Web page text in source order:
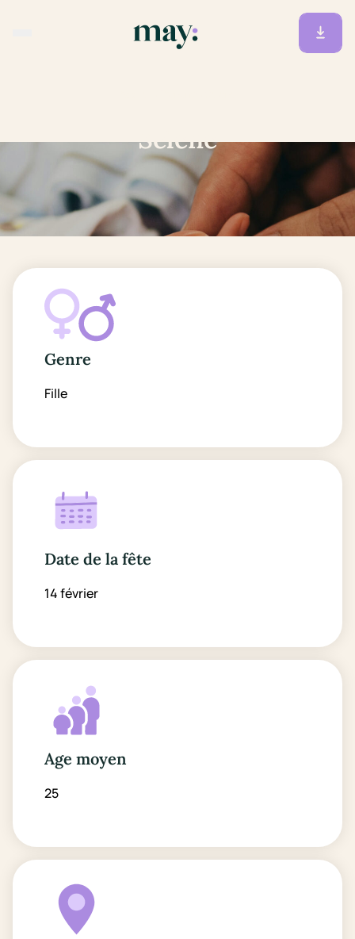
Selene
Genre
Fille
Date de la fête
14 février
Age moyen
25